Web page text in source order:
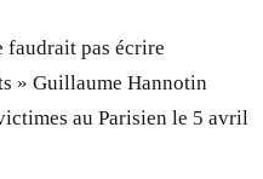
faudrait pas écrire
» Guillaume Hannotin
au Parisien le 5 avril